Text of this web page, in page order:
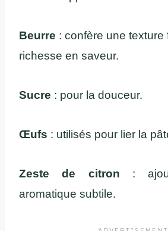
Beurre : confère une texture
richesse en saveur.
Sucre : pour la douceur.
Œufs : utilisés pour lier la
Zeste de citron :
aromatique subtile.